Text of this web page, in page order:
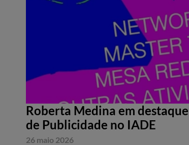
Roberta Medina em
de Publicidade no IADE
26 maio 2026